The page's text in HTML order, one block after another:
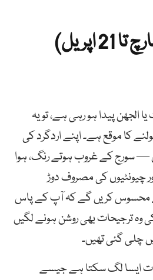
حمل (21 مارچ تا 21 اپریل)
الجھن پیدا ہو رہی ہے، تو یہ
کا موقع ہے۔ اپنے اردگرد کی
— سورج کے غروب ہوتے رنگ، ہوا
چیونٹیوں کی مصروف دوڑ
کریں گے کہ آپ کے پاس
وہ ترجیحات بھی روشن ہونے لگیں
چلی گئی تھیں۔
ایسا لگ سکتا ہے جیسے